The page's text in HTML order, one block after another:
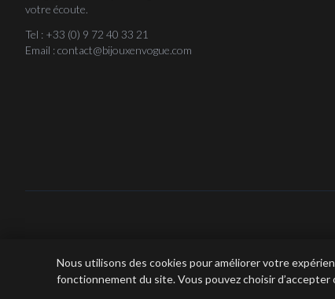
votre écoute.
Tel : +33 (0) 9 72 40 33 21
Email : contact@bijouxenvogue.com
Nous utilisons des cookies pour améliorer votre
fonctionnement du site. Vous pouvez choisir